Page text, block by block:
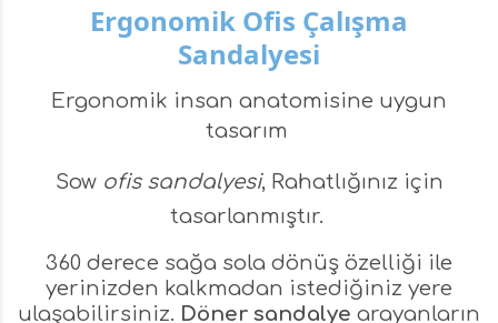
Ergonomik Ofis Çalışma
Sandalyesi
Ergonomik insan anatomisine uygun
tasarım
Sow ofis sandalyesi, Rahatlığınız için
tasarlanmıştır.
360 derece sağa sola dönüş özelliği ile
yerinizden kalkmadan istediğiniz yere
ulaşabilirsiniz. Döner sandalye arayanların